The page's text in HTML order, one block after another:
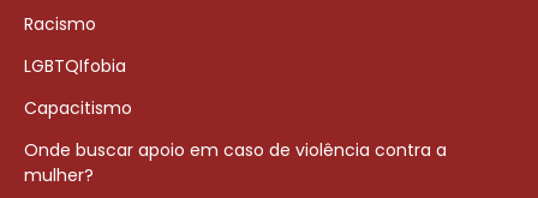
Racismo
LGBTQIfobia
Capacitismo
Onde buscar apoio em caso de violência contra a
mulher?